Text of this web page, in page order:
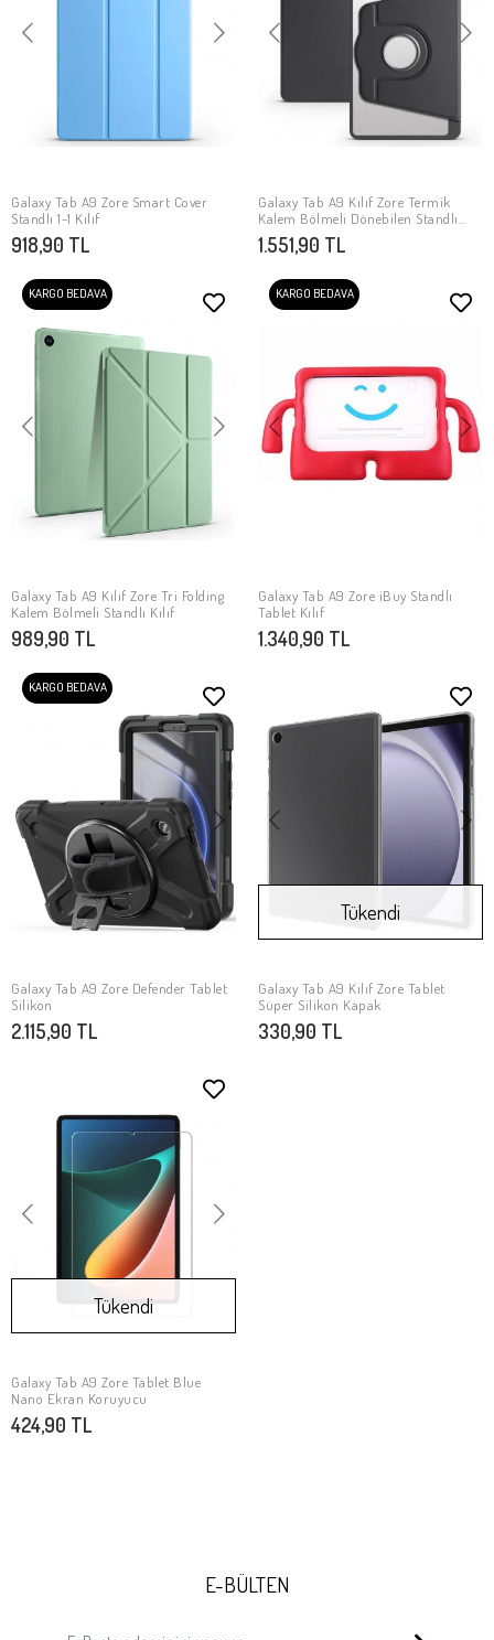
SEPETE EKLE
Galaxy Tab A9 Zore Smart Cover
Standlı 1-1 Kılıf
918,90 TL
SEPETE EKLE
Galaxy Tab A9 Kılıf Zore Termik
Kalem Bölmeli Dönebilen Standlı
Kılıf
1.551,90 TL
KARGO BEDAVA
SEPETE EKLE
Galaxy Tab A9 Kılıf Zore Tri Folding
Kalem Bölmeli Standlı Kılıf
989,90 TL
KARGO BEDAVA
SEPETE EKLE
Galaxy Tab A9 Zore iBuy Standlı
Tablet Kılıf
1.340,90 TL
KARGO BEDAVA
SEPETE EKLE
Galaxy Tab A9 Zore Defender Tablet
Silikon
2.115,90 TL
Stokta Yok
Tükendi
Galaxy Tab A9 Kılıf Zore Tablet
Süper Silikon Kapak
330,90 TL
Stokta Yok
Tükendi
Galaxy Tab A9 Zore Tablet Blue
Nano Ekran Koruyucu
424,90 TL
E-BÜLTEN